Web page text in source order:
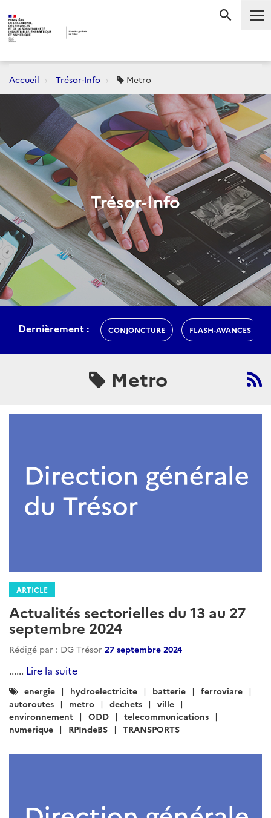
Accueil Trésor-Info Metro
Trésor-Info
Dernièrement : CONJONCTURE FLASH-AVANCES
Metro
ARTICLE
Actualités sectorielles du 13 au 27
septembre 2024
Rédigé par : DG Trésor 27 septembre 2024
...... Lire la suite
Catégories
:
energie hydroelectricite batterie
ferroviare
autoroutes
metro dechets
ville
environnement
ODD
telecommunications
numerique
RPIndeBS TRANSPORTS